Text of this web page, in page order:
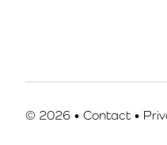
© 2026 • Contact •